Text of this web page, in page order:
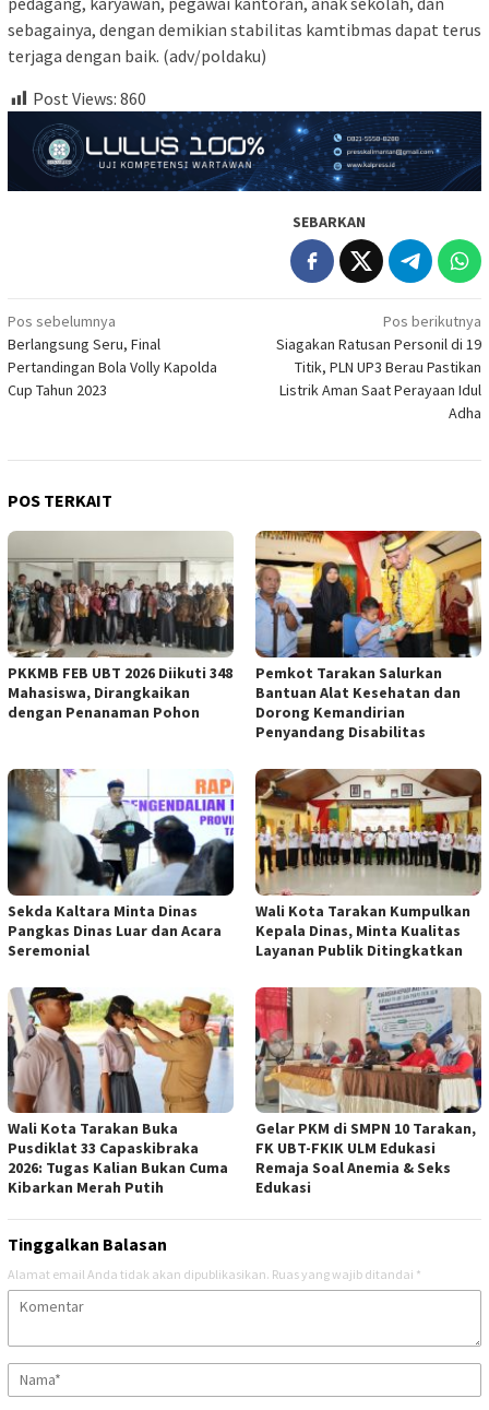
sebagainya, dengan demikian stabilitas kamtibmas dapat terus
terjaga dengan baik. (adv/poldaku)
Post Views: 860
SEBARKAN
Navigasi
pos
Pos sebelumnya
Berlangsung Seru, Final
Pertandingan Bola Volly Kapolda
Cup Tahun 2023
Pos berikutnya
Siagakan Ratusan Personil di 19
Titik, PLN UP3 Berau Pastikan
Listrik Aman Saat Perayaan Idul
Adha
POS TERKAIT
PKKMB FEB UBT 2026 Diikuti 348
Mahasiswa, Dirangkaikan
dengan Penanaman Pohon
Pemkot Tarakan Salurkan
Bantuan Alat Kesehatan dan
Dorong Kemandirian
Penyandang Disabilitas
Sekda Kaltara Minta Dinas
Pangkas Dinas Luar dan Acara
Seremonial
Wali Kota Tarakan Kumpulkan
Kepala Dinas, Minta Kualitas
Layanan Publik Ditingkatkan
Wali Kota Tarakan Buka
Pusdiklat 33 Capaskibraka
2026: Tugas Kalian Bukan Cuma
Kibarkan Merah Putih
Gelar PKM di SMPN 10 Tarakan,
FK UBT-FKIK ULM Edukasi
Remaja Soal Anemia & Seks
Edukasi
Tinggalkan Balasan
Alamat email Anda tidak akan dipublikasikan. Ruas yang wajib ditandai *